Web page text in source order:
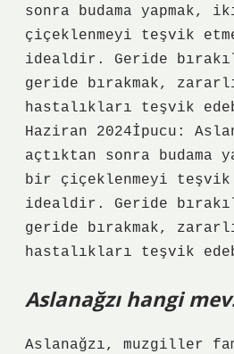
sonra budama yapmak,
çiçeklenmeyi teşvik
idealdir. Geride
geride bırakmak,
hastalıkları teşvik
Haziran 2024İpucu:
açtıktan sonra budama
bir çiçeklenmeyi
idealdir. Geride
geride bırakmak,
hastalıkları teşvik
Aslanağzı hangi
Aslanağzı, muzgiller